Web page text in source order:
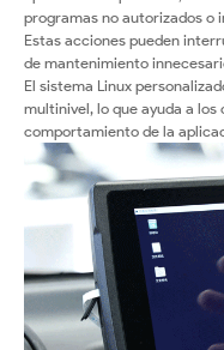
programas no autorizados o
Estas acciones pueden
de mantenimiento
El sistema Linux
multinivel, lo que ayuda a
comportamiento de la